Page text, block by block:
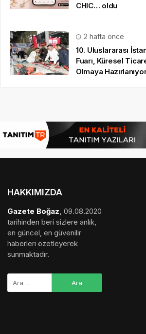
CHIC… oldu
2 hafta önce
10. Uluslararası
Fuarı, Küresel
Olmaya
HAKKIMIZDA
Gazete Boğaz, 09.08.2020
tarihinden beri sizlere anlık,
en güncel, en güvenilir
haberleri özetleyerek
sunmaktadır.